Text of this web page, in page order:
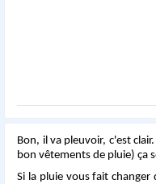
Bon, il va pleuvoir, c'est
bon vêtements de pluie) ça
Si la pluie vous fait